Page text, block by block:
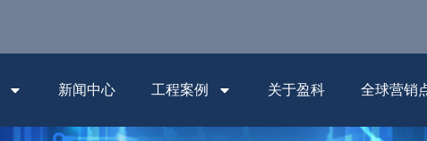
新闻中心 工程案例 关于盈科 全球营销